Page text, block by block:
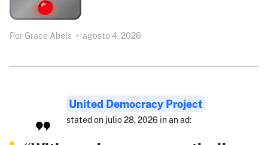
Por Grace Abels • agosto 4, 2026
United Democracy Project
stated on julio 28, 2026 in an ad: